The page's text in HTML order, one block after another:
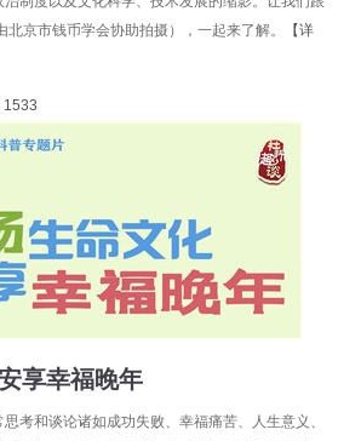
北京市钱币学会协助拍摄），一起来了解。
【详
1533
享幸福晚年
考和谈论诸如成功失败、幸福痛苦、人生意义、